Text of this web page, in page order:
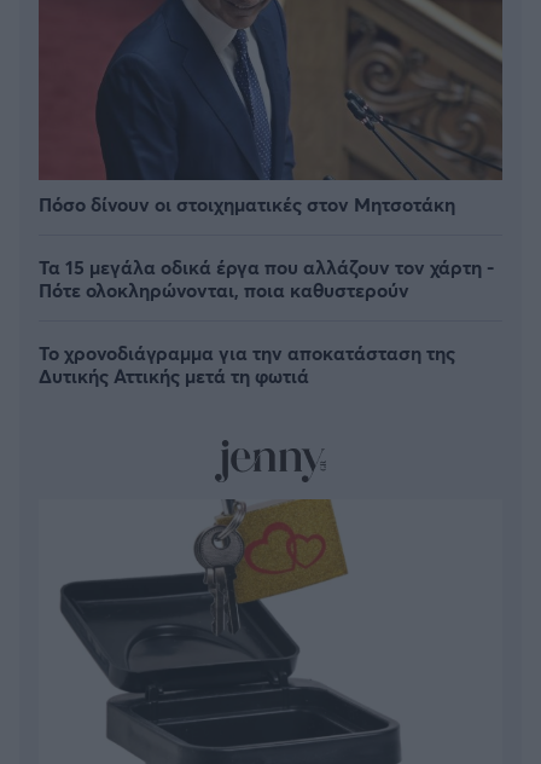
Πόσο δίνουν οι στοιχηματικές στον Μητσοτάκη
Τα 15 μεγάλα οδικά έργα που αλλάζουν τον χάρτη -
Πότε ολοκληρώνονται, ποια καθυστερούν
Το χρονοδιάγραμμα για την αποκατάσταση της
Δυτικής Αττικής μετά τη φωτιά